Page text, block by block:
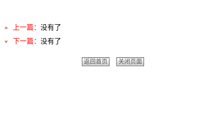
上一篇： 没有了
下一篇： 没有了
返回首页 关闭页面